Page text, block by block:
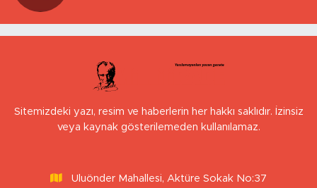
Sitemizdeki yazı, resim ve haberlerin her hakkı saklıdır. İzinsiz
veya kaynak gösterilemeden kullanılamaz.
Uluönder Mahallesi, Aktüre Sokak No:37